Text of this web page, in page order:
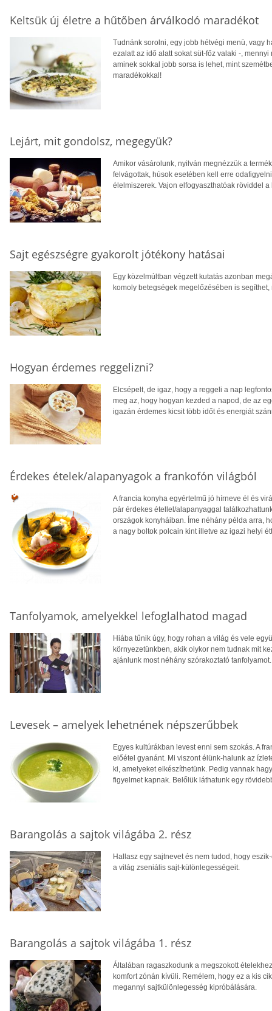
Keltsük új életre a hűtőben árválkodó maradékot
Tudnánk sorolni, egy jobb hétvégi menü, vagy
ezalatt az idő alatt sokat süt-főz valaki -,
aminek sokkal jobb sorsa is lehet, mint
maradékokkal!
Lejárt, mit gondolsz, megegyük?
Amikor vásárolunk, nyilván megnézzük a
felvágottak, húsok esetében kell erre
élelmiszerek. Vajon elfogyaszthatóak röviddel
Sajt egészségre gyakorolt jótékony hatásai
Egy közelmúltban végzett kutatás azonban
komoly betegségek megelőzésében is
Hogyan érdemes reggelizni?
Elcsépelt, de igaz, hogy a reggeli a nap
meg az, hogy hogyan kezded a napod, de az
igazán érdemes kicsit több időt és energiát
Érdekes ételek/alapanyagok a frankofón világból
A francia konyha egyértelmű jó hírneve él és
pár érdekes étellel/alapanyaggal
országok konyháiban. Íme néhány példa arra,
a nagy boltok polcain kint illetve az igazi helyi
Tanfolyamok, amelyekkel lefoglalhatod magad
Hiába tűnik úgy, hogy rohan a világ és vele
környezetünkben, akik olykor nem tudnak mit
ajánlunk most néhány szórakoztató tanfolyamot.
Levesek – amelyek lehetnének népszerűbbek
Egyes kultúrákban levest enni sem szokás. A
előétel gyanánt. Mi viszont élünk-halunk az
ki, amelyeket elkészíthetünk. Pedig vannak
figyelmet kapnak. Belőlük láthatunk egy
Barangolás a sajtok világába 2. rész
Hallasz egy sajtnevet és nem tudod, hogy
a világ zseniális sajt-különlegességeit.
Barangolás a sajtok világába 1. rész
Általában ragaszkodunk a megszokott
komfort zónán kívüli. Remélem, hogy ez a kis
megannyi sajtkülönlegesség kipróbálására.